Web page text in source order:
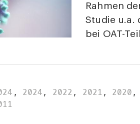
Rahmen
Studie u.a.
bei OAT-
, 2024, 2022 , 2021, 2020,